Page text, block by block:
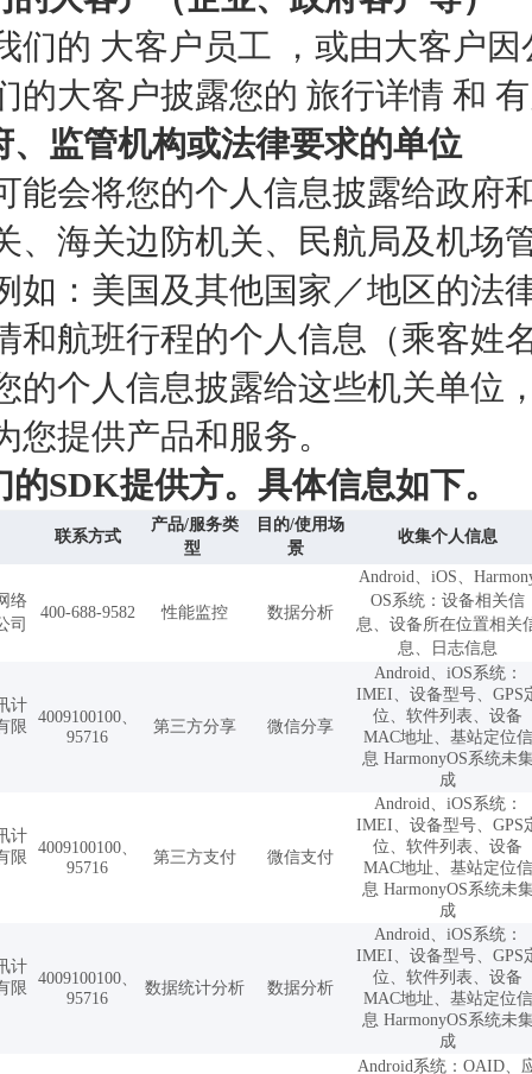
们的 大客户员工 ，或由大客户
的大客户披露您的 旅行详情 和
、监管机构或法律要求的单位
能会将您的个人信息披露给政府
、海关边防机关、民航局及机场
如：美国及其他国家／地区的法
和航班行程的个人信息（乘客姓
的个人信息披露给这些机关单位
您提供产品和服务。
的SDK提供方。具体信息如下。
联系方式
产品/服务类
型
目的/使用场
景
收集个人信息
络
司
400-688-9582 性能监控 数据分析
Android、iOS、
OS系统：设备相关信
息、设备所在位置相关
息、日志信息
计
限
4009100100、
95716
第三方分享 微信分享
Android、iOS系统：
IMEI、设备型号、GPS
位、软件列表、设备
MAC地址、基站定位信
息 HarmonyOS系统未
成
计
限
4009100100、
95716
第三方支付 微信支付
Android、iOS系统：
IMEI、设备型号、GPS
位、软件列表、设备
MAC地址、基站定位信
息 HarmonyOS系统未
成
计
限
4009100100、
95716
数据统计分析 数据分析
Android、iOS系统：
IMEI、设备型号、GPS
位、软件列表、设备
MAC地址、基站定位信
息 HarmonyOS系统未
成
Android系统：OAID、